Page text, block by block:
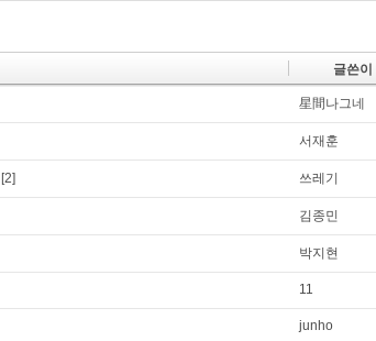
글쓴이
星間나그네
서재훈
[2] 쓰레기
김종민
박지현
11
junho